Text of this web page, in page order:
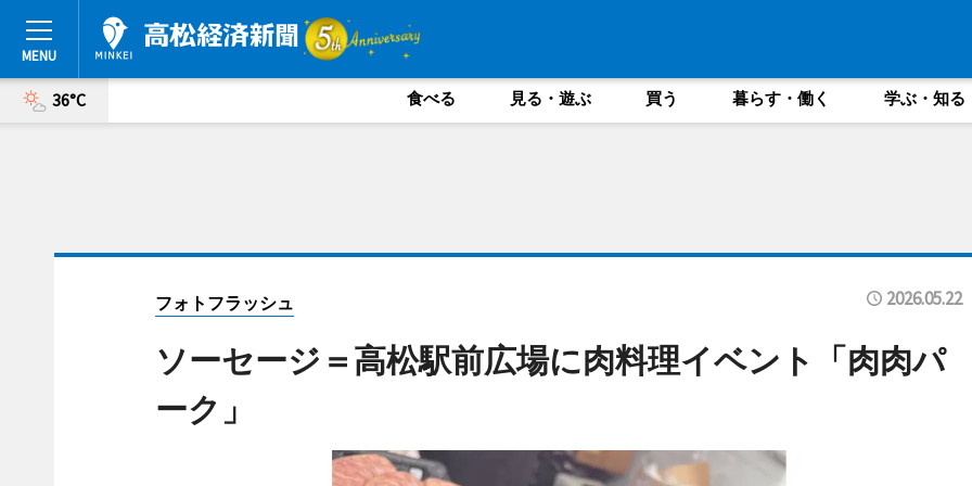
36°C 食べる 見る・遊ぶ 買う 暮らす・働く 学ぶ・知る
フォトフラッシュ 2026.05.22
ソーセージ＝高松駅前広場に肉料理イベント「肉肉パ
ーク」